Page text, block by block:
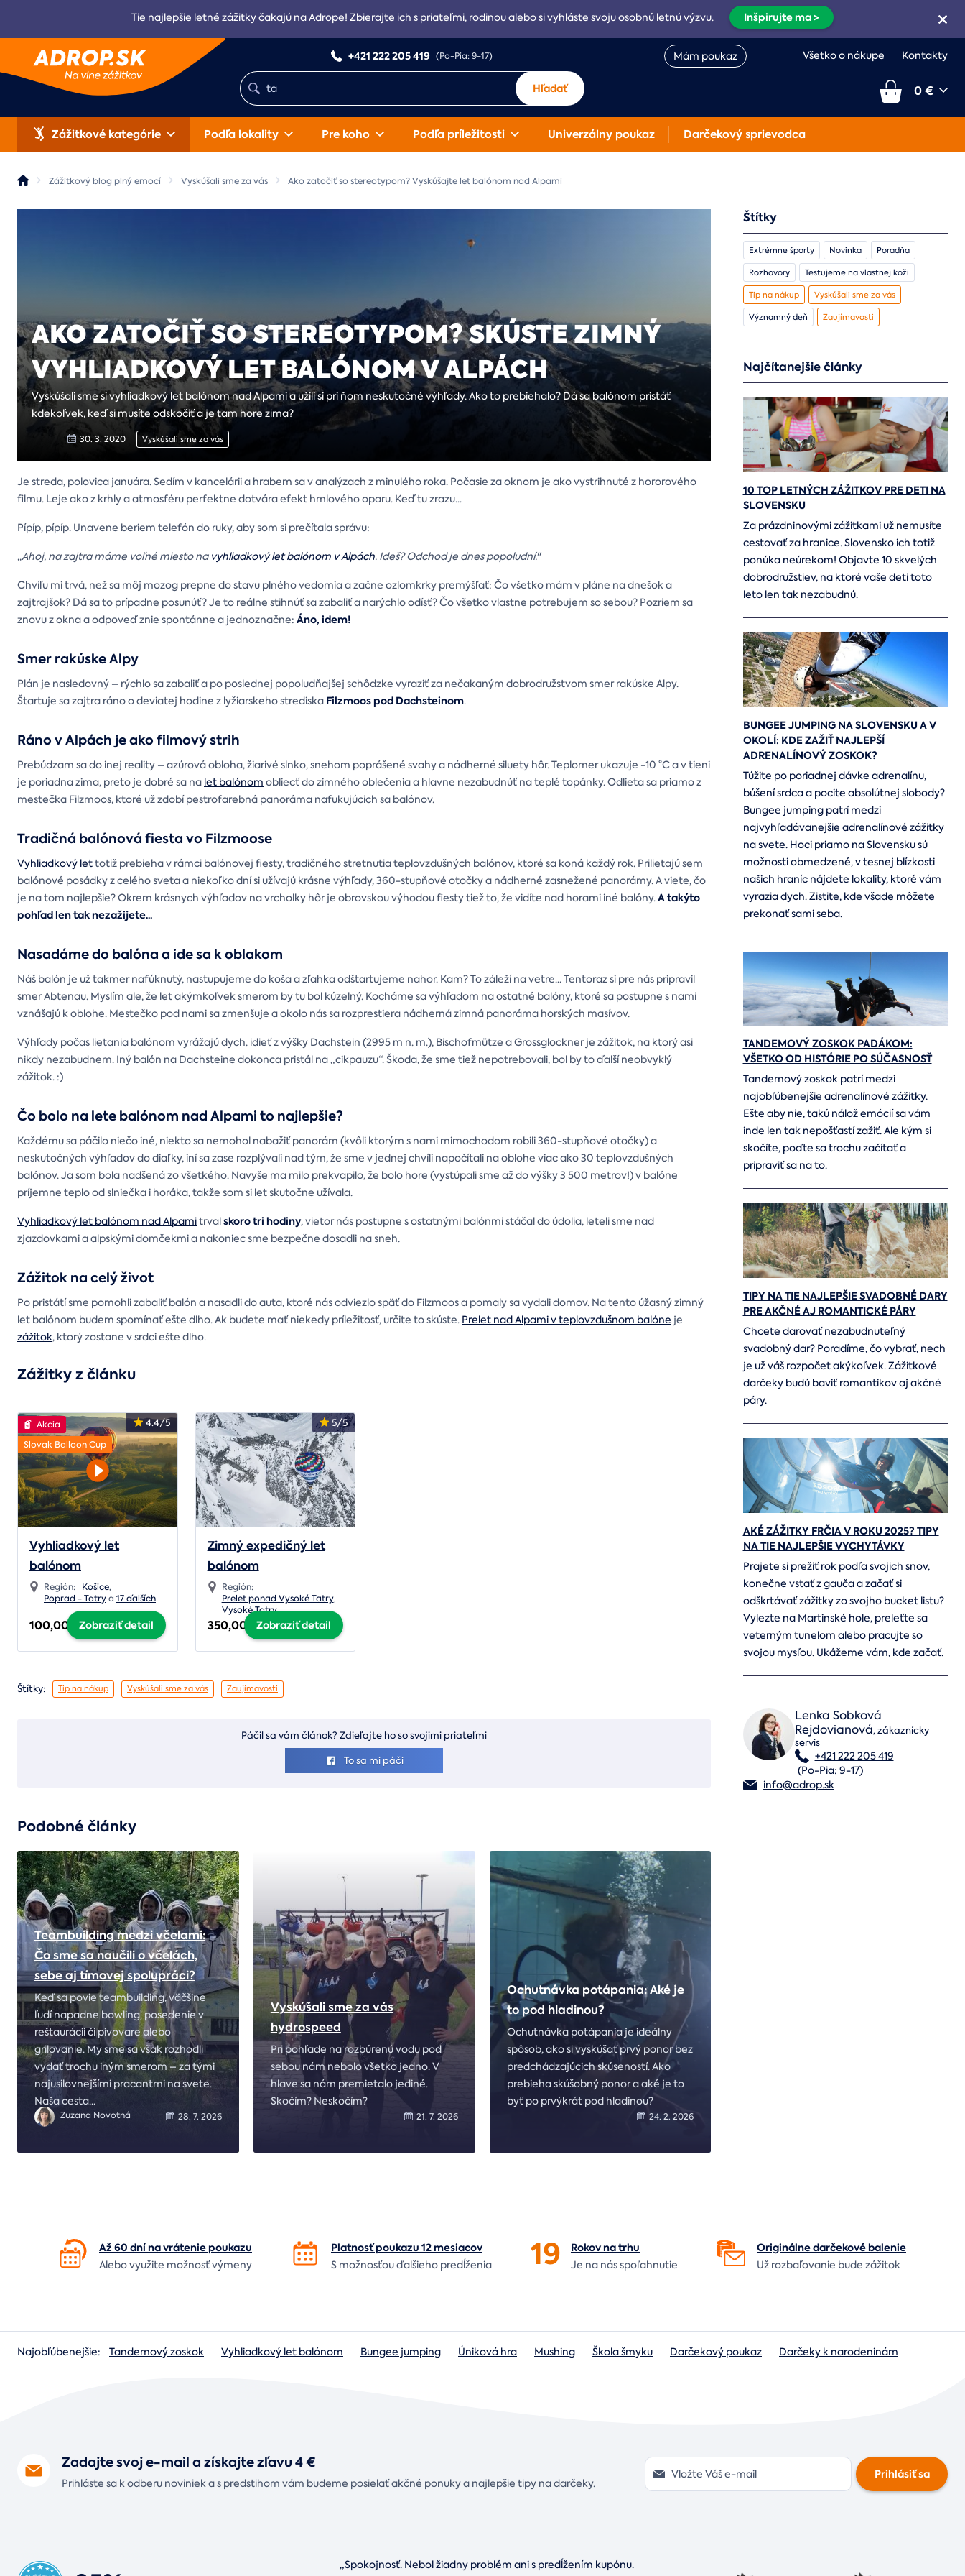
Tie najlepšie letné zážitky čakajú na Adrope! Zbierajte ich s priateľmi, rodinou alebo si vyhláste svoju osobnú letnú výzvu. Inšpirujte ma >
+421 222 205 419 (Po-Pia: 9-17) Mám poukaz Všetko o nákupe Kontakty
Hľadať 0 €
Zážitkové kategórie Podľa lokality Pre koho Podľa príležitosti Univerzálny poukaz Darčekový sprievodca
Zážitkový blog plný emocí Vyskúšali sme za vás Ako zatočiť so stereotypom? Vyskúšajte let balónom nad Alpami
AKO ZATOČIŤ SO STEREOTYPOM? SKÚSTE ZIMNÝ
VYHLIADKOVÝ LET BALÓNOM V ALPÁCH
Vyskúšali sme si vyhliadkový let balónom nad Alpami a užili si pri ňom neskutočné výhľady. Ako to prebiehalo? Dá sa balónom pristáť
kdekoľvek, keď si musíte odskočiť a je tam hore zima?
30. 3. 2020 Vyskúšali sme za vás
Je streda, polovica januára. Sedím v kancelárii a hrabem sa v analýzach z minulého roka. Počasie za oknom je ako vystrihnuté z hororového
filmu. Leje ako z krhly a atmosféru perfektne dotvára efekt hmlového oparu. Keď tu zrazu...
Pípíp, pípíp. Unavene beriem telefón do ruky, aby som si prečítala správu:
,,Ahoj, na zajtra máme voľné miesto na vyhliadkový let balónom v Alpách. Ideš? Odchod je dnes popoludní."
Chvíľu mi trvá, než sa môj mozog prepne do stavu plného vedomia a začne ozlomkrky premýšľať: Čo všetko mám v pláne na dnešok a
zajtrajšok? Dá sa to prípadne posunúť? Je to reálne stihnúť sa zabaliť a narýchlo odísť? Čo všetko vlastne potrebujem so sebou? Pozriem sa
znovu z okna a odpoveď znie spontánne a jednoznačne: Áno, idem!
Smer rakúske Alpy
Plán je nasledovný – rýchlo sa zabaliť a po poslednej popoludňajšej schôdzke vyraziť za nečakaným dobrodružstvom smer rakúske Alpy.
Štartuje sa zajtra ráno o deviatej hodine z lyžiarskeho strediska Filzmoos pod Dachsteinom.
Ráno v Alpách je ako filmový strih
Prebúdzam sa do inej reality – azúrová obloha, žiarivé slnko, snehom poprášené svahy a nádherné siluety hôr. Teplomer ukazuje -10 °C a v tieni
je poriadna zima, preto je dobré sa na let balónom obliecť do zimného oblečenia a hlavne nezabudnúť na teplé topánky. Odlieta sa priamo z
mestečka Filzmoos, ktoré už zdobí pestrofarebná panoráma nafukujúcich sa balónov.
Tradičná balónová fiesta vo Filzmoose
Vyhliadkový lettotiž prebieha v rámci balónovej fiesty, tradičného stretnutia teplovzdušných balónov, ktoré sa koná každý rok. Prilietajú sem
balónové posádky z celého sveta a niekoľko dní si užívajú krásne výhľady, 360-stupňové otočky a nádherné zasnežené panorámy. A viete, čo
je na tom najlepšie? Okrem krásnych výhľadov na vrcholky hôr je obrovskou výhodou fiesty tiež to, že vidíte nad horami iné balóny.A takýto
pohľad len tak nezažijete...
Nasadáme do balóna a ide sa k oblakom
Náš balón je už takmer nafúknutý, nastupujeme do koša a zľahka odštartujeme nahor. Kam? To záleží na vetre... Tentoraz si pre nás pripravil
smer Abtenau. Myslím ale, že let akýmkoľvek smerom by tu bol kúzelný. Kocháme sa výhľadom na ostatné balóny, ktoré sa postupne s nami
vznášajú k oblohe. Mestečko pod nami sa zmenšuje a okolo nás sa rozprestiera nádherná zimná panoráma horských masívov.
Výhľady počas lietania balónom vyrážajú dych. idieť z výšky Dachstein (2995 m n. m.), Bischofmütze a Grossglockner je zážitok, na ktorý asi
nikdy nezabudnem. Iný balón na Dachsteine ​​dokonca pristál na „cikpauzu“. Škoda, že sme tiež nepotrebovali, bol by to ďalší neobvyklý
zážitok. :)
Čo bolo na lete balónom nad Alpami to najlepšie?
Každému sa páčilo niečo iné, niekto sa nemohol nabažiť panorám (kvôli ktorým s nami mimochodom robili 360-stupňové otočky) a
neskutočných výhľadov do diaľky, iní sa zase rozplývali nad tým, že sme v jednej chvíli napočítali na oblohe viac ako 30 teplovzdušných
balónov. Ja som bola nadšená zo všetkého. Navyše ma milo prekvapilo, že bolo hore (vystúpali sme až do výšky 3 500 metrov!) v balóne
príjemne teplo od slniečka i horáka, takže som si let skutočne užívala.
Vyhliadkový let balónom nad Alpamitrvalskoro tri hodiny, vietor nás postupne s ostatnými balónmi stáčal do údolia, leteli sme nad
zjazdovkami a alpskými domčekmi a nakoniec sme bezpečne dosadli na sneh.
Zážitok na celý život
Po pristátí sme pomohli zabaliť balón a nasadli do auta, ktoré nás odviezlo späť do Filzmoos a pomaly sa vydali domov. Na tento úžasný zimný
let balónom budem spomínať ešte dlho. Ak budete mať niekedy príležitosť, určite to skúste. Prelet nad Alpami v teplovzdušnom balóne je
zážitok, ktorý zostane v srdci ešte dlho.
Zážitky z článku
4.4/5
Akcia
Slovak Balloon Cup
Vyhliadkový let
balónom
Región: Košice,
Poprad - Tatrya 17 ďalších
100,00 €Zobraziť detail
5/5
Zimný expedičný let
balónom
Región:
Prelet ponad Vysoké Tatry,
Vysoké Tatry
350,00 €Zobraziť detail
Štítky: Tip na nákup Vyskúšali sme za vás Zaujímavosti
To sa mi páči
Páčil sa vám článok? Zdieľajte ho so svojimi priateľmi
Podobné články
Teambuilding medzi včelami:
Čo sme sa naučili o včelách,
sebe aj tímovej spolupráci?
Keď sa povie teambuilding, väčšine
ľudí napadne bowling, posedenie v
reštaurácii či pivovare alebo
grilovanie. My sme sa však rozhodli
vydať trochu iným smerom – za tými
najusilovnejšími pracantmi na svete.
Naša cesta...
Zuzana Novotná 28. 7. 2026
Vyskúšali sme za vás
hydrospeed
Pri pohľade na rozbúrenú vodu pod
sebou nám nebolo všetko jedno. V
hlave sa nám premietalo jediné.
Skočím? Neskočím?
21. 7. 2026
Ochutnávka potápania: Aké je
to pod hladinou?
Ochutnávka potápania je ideálny
spôsob, ako si vyskúšať prvý ponor bez
predchádzajúcich skúseností. Ako
prebieha skúšobný ponor a aké je to
byť po prvýkrát pod hladinou?
24. 2. 2026
Štítky
Extrémne športy Novinka Poradňa
Rozhovory Testujeme na vlastnej koži
Tip na nákup Vyskúšali sme za vás
Významný deň Zaujímavosti
Najčítanejšie články
10 TOP LETNÝCH ZÁŽITKOV PRE DETI NA
SLOVENSKU
Za prázdninovými zážitkami už nemusíte
cestovať za hranice. Slovensko ich totiž
ponúka neúrekom! Objavte 10 skvelých
dobrodružstiev, na ktoré vaše deti toto
leto len tak nezabudnú.
BUNGEE JUMPING NA SLOVENSKU A V
OKOLÍ: KDE ZAŽIŤ NAJLEPŠÍ
ADRENALÍNOVÝ ZOSKOK?
Túžite po poriadnej dávke adrenalínu,
búšení srdca a pocite absolútnej slobody?
Bungee jumping patrí medzi
najvyhľadávanejšie adrenalínové zážitky
na svete. Hoci priamo na Slovensku sú
možnosti obmedzené, v tesnej blízkosti
našich hraníc nájdete lokality, ktoré vám
vyrazia dych. Zistite, kde všade môžete
prekonať sami seba.
TANDEMOVÝ ZOSKOK PADÁKOM:
VŠETKO OD HISTÓRIE PO SÚČASNOSŤ
Tandemový zoskok patrí medzi
najobľúbenejšie adrenalínové zážitky.
Ešte aby nie, takú nálož emócií sa vám
inde len tak nepošťastí zažiť. Ale kým si
skočíte, poďte sa trochu začítať a
pripraviť sa na to.
TIPY NA TIE NAJLEPŠIE SVADOBNÉ DARY
PRE AKČNÉ AJ ROMANTICKÉ PÁRY
Chcete darovať nezabudnuteľný
svadobný dar? Poradíme, čo vybrať, nech
je už váš rozpočet akýkoľvek. Zážitkové
darčeky budú baviť romantikov aj akčné
páry.
AKÉ ZÁŽITKY FRČIA V ROKU 2025? TIPY
NA TIE NAJLEPŠIE VYCHYTÁVKY
Prajete si prežiť rok podľa svojich snov,
konečne vstať z gauča a začať si
odškrtávať zážitky zo svojho bucket listu?
Vylezte na Martinské hole, preleťte sa
veterným tunelom alebo pracujte so
svojou mysľou. Ukážeme vám, kde začať.
Lenka Sobková
Rejdovianová,zákaznícky
servis
+421 222 205 419
(Po-Pia: 9-17)
info@adrop.sk
Až 60 dní na vráteniepoukazu
Alebo využite možnosť výmeny
Platnosť poukazu 12 mesiacov
S možnosťou ďalšieho predĺženia 19 Rokov natrhu
Je na násspoľahnutie
Originálne darčekovébalenie
Už rozbaľovanie bude zážitok
Najobľúbenejšie: Tandemový zoskok Vyhliadkový let balónom Bungee jumping Úniková hra Mushing Škola šmyku Darčekový poukaz Darčeky k narodeninám
Zadajte svoj e-mail a získajte zľavu 4 €
Prihláste sa k odberu noviniek a s predstihom vám budeme posielať akčné ponuky a najlepšie tipy na darčeky.
Prihlásiť sa
„Spokojnosť. Nebol žiadny problém ani s predĺžením kupónu.